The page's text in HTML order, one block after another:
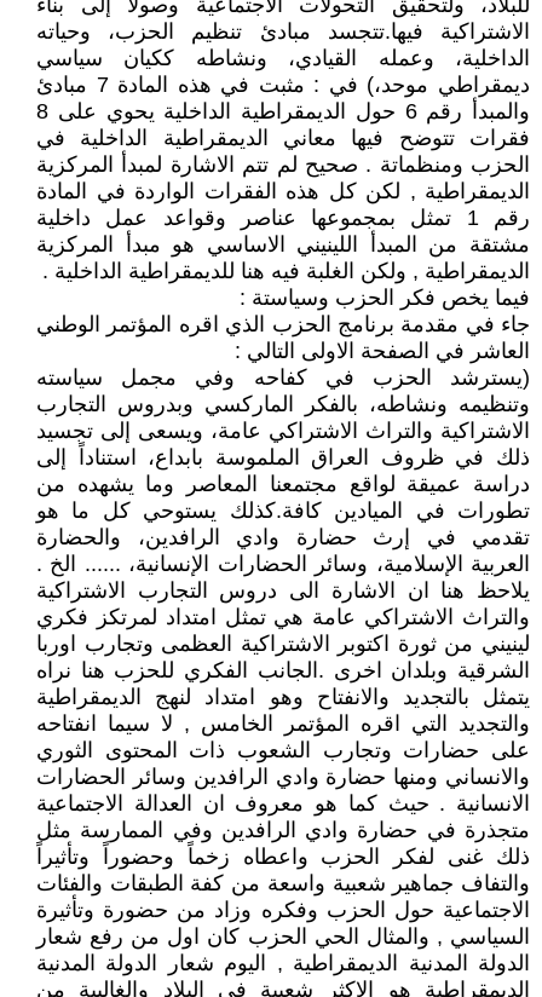
للبلاد، ولتحقيق التحولات الاجتماعية وصولاً إلى بناء
الاشتراكية فيها.تتجسد مبادئ تنظيم الحزب، وحياته
الداخلية، وعمله القيادي، ونشاطه ككيان سياسي
ديمقراطي موحد،) في : مثبت في هذه المادة 7 مبادئ
والمبدأ رقم 6 حول الديمقراطية الداخلية يحوي على 8
فقرات تتوضح فيها معاني الديمقراطية الداخلية في
الحزب ومنظماتة . صحيح لم تتم الاشارة لمبدأ المركزية
الديمقراطية , لكن كل هذه الفقرات الواردة في المادة
رقم 1 تمثل بمجموعها عناصر وقواعد عمل داخلية
مشتقة من المبدأ اللينيني الاساسي هو مبدأ المركزية
الديمقراطية , ولكن الغلبة فيه هنا للديمقراطية الداخلية .
فيما يخص فكر الحزب وسياستة :
جاء في مقدمة برنامج الحزب الذي اقره المؤتمر الوطني
العاشر في الصفحة الاولى التالي :
(يسترشد الحزب في كفاحه وفي مجمل سياسته
وتنظيمه ونشاطه، بالفكر الماركسي وبدروس التجارب
الاشتراكية والتراث الاشتراكي عامة، ويسعى إلى تجسيد
ذلك في ظروف العراق الملموسة بابداع، استناداً إلى
دراسة عميقة لواقع مجتمعنا المعاصر وما يشهده من
تطورات في الميادين كافة.كذلك يستوحي كل ما هو
تقدمي في إرث حضارة وادي الرافدين، والحضارة
العربية الإسلامية، وسائر الحضارات الإنسانية، ...... الخ .
يلاحظ هنا ان الاشارة الى دروس التجارب الاشتراكية
والتراث الاشتراكي عامة هي تمثل امتداد لمرتكز فكري
لينيني من ثورة اكتوبر الاشتراكية العظمى وتجارب اوربا
الشرقية وبلدان اخرى .الجانب الفكري للحزب هنا نراه
يتمثل بالتجديد والانفتاح وهو امتداد لنهج الديمقراطية
والتجديد التي اقره المؤتمر الخامس , لا سيما انفتاحه
على حضارات وتجارب الشعوب ذات المحتوى الثوري
والانساني ومنها حضارة وادي الرافدين وسائر الحضارات
الانسانية . حيث كما هو معروف ان العدالة الاجتماعية
متجذرة في حضارة وادي الرافدين وفي الممارسة مثل
ذلك غنى لفكر الحزب واعطاه زخماً وحضوراً وتأثيراً
والتفاف جماهير شعبية واسعة من كفة الطبقات والفئات
الاجتماعية حول الحزب وفكره وزاد من حضورة وتأثيرة
السياسي , والمثال الحي الحزب كان اول من رفع شعار
الدولة المدنية الديمقراطية , اليوم شعار الدولة المدنية
الديمقراطية هو الاكثر شعبية في البلاد والغالبية من